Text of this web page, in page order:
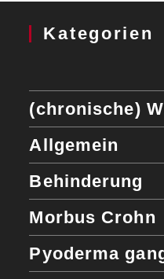
Kategorien
(chronische)
Allgemein
Behinderung
Morbus Crohn
Pyoderma